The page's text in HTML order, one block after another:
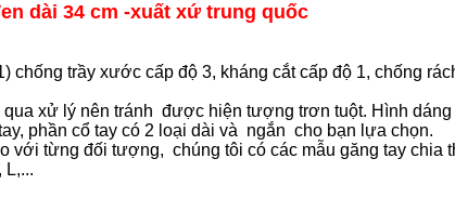
dài 34 cm -xuất xứ trung quốc
chống trầy xước cấp độ 3, kháng cắt cấp độ 1, chống
qua xử lý nên tránh được hiện tượng trơn tuột. Hình dáng
phần cổ tay có 2 loại dài và ngắn cho bạn lựa chọn.
với từng đối tượng, chúng tôi có các mẫu găng tay chia
L,...